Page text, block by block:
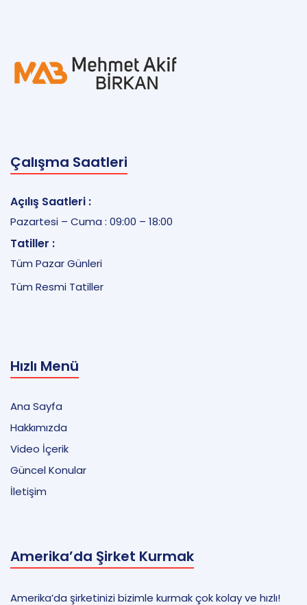
Çalışma Saatleri
Açılış Saatleri :
Pazartesi – Cuma : 09:00 – 18:00
Tatiller :
Tüm Pazar Günleri
Tüm Resmi Tatiller
Hızlı Menü
Ana Sayfa
Hakkımızda
Video İçerik
Güncel Konular
İletişim
Amerika’da Şirket Kurmak
Amerika’da şirketinizi bizimle kurmak çok kolay ve hızlı!